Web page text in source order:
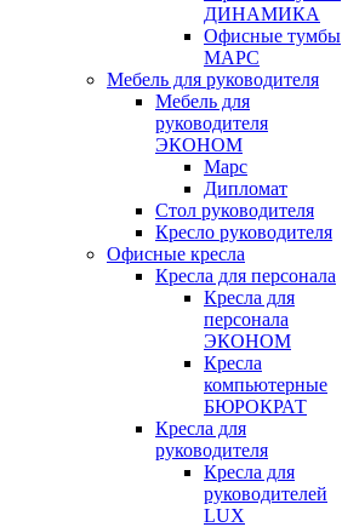
ДИНАМИКА
Офисные тумбы
МАРС
Мебель для руководителя
Мебель для
руководителя
ЭКОНОМ
Марс
Дипломат
Стол руководителя
Кресло руководителя
Офисные кресла
Кресла для персонала
Кресла для
персонала
ЭКОНОМ
Кресла
компьютерные
БЮРОКРАТ
Кресла для
руководителя
Кресла для
руководителей
LUX